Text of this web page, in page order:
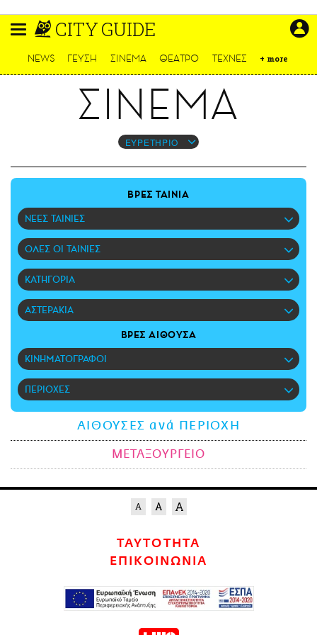
περιεχόμενο
CITY GUIDE
LIFO SHOP
NEWSLETTER
ΜΙΚΡΟΠΡΑΓΜΑΤΑ
THE GOOD LIFO
LIFOLAND
ΑΜΠΑ
PRINT
ΕΙΔΗΣΕΙΣ
CULTURE
ΑΠΟΨΕΙΣ
ΤΡΟΠΟΣ ΖΩΗΣ
NEWS ΓΕΥΣΗ ΣΙΝΕΜΑ ΘΕΑΤΡΟ ΤΕΧΝΕΣ + more
ΣΙΝΕΜΑ
ΕΥΡΕΤΗΡΙΟ
ΒΡΕΣ ΤΑΙΝΙΑ
ΝΕΕΣ ΤΑΙΝΙΕΣ
ΟΛΕΣ ΟΙ ΤΑΙΝΙΕΣ
ΚΑΤΗΓΟΡΙΑ
ΒΡΕΣ ΑΙΘΟΥΣΑ
ΚΙΝΗΜΑΤΟΓΡΑΦΟΙ
ΠΕΡΙΟΧΕΣ
ΑΣΤΕΡΑΚΙΑ
ΑΙΘΟΥΣΕΣ ανά ΠΕΡΙΟΧΗ
ΜΕΤΑΞΟΥΡΓΕΙΟ
ΤΑΥΤΟΤΗΤΑ
ΕΠΙΚΟΙΝΩΝΙΑ